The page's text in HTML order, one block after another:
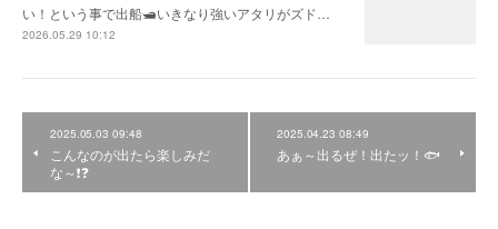
い！という事で出船🛥いきなり強いアタリがズド…
2026.05.29 10:12
2025.05.03 09:48
こんなのが出たら楽しみだ
な～❗❓
2025.04.23 08:49
あぁ～出るぜ！出たッ！🐟